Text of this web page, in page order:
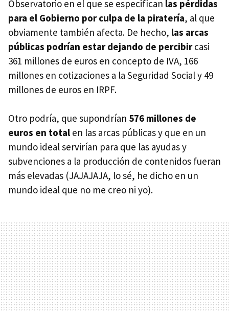
Observatorio en el que se especifícan las pérdidas
para el Gobierno por culpa de la piratería, al que
obviamente también afecta. De hecho, las arcas
públicas podrían estar dejando de percibircasi
361 millones de euros en concepto de IVA, 166
millones en cotizaciones a la Seguridad Social y 49
millones de euros en IRPF.
Otro podría, que supondrían 576 millones de
euros en total en las arcas públicas y que en un
mundo ideal servirían para que las ayudas y
subvenciones a la producción de contenidos fueran
más elevadas (JAJAJAJA, lo sé, he dicho en un
mundo ideal que no me creo ni yo).